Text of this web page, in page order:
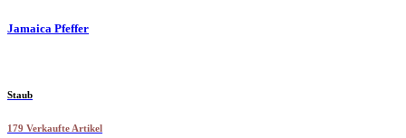
Jamaica Pfeffer
Staub
179 Verkaufte Artikel